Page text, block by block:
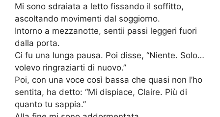
Mi sono sdraiata a letto fissando il soffitto,
ascoltando movimenti dal soggiorno.
Intorno a mezzanotte, sentii passi leggeri fuori
dalla porta.
Ci fu una lunga pausa. Poi disse, “Niente. Solo…
volevo ringraziarti di nuovo.”
Poi, con una voce così bassa che quasi non l’ho
sentita, ha detto: “Mi dispiace, Claire. Più di
quanto tu sappia.”